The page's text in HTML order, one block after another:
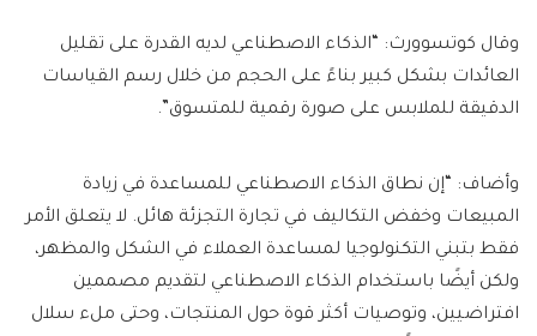
وقال كوتسوورث: “الذكاء الاصطناعي لديه القدرة على تقليل
العائدات بشكل كبير بناءً على الحجم من خلال رسم القياسات
الدقيقة للملابس على صورة رقمية للمتسوق”.
وأضاف: “إن نطاق الذكاء الاصطناعي للمساعدة في زيادة
المبيعات وخفض التكاليف في تجارة التجزئة هائل. لا يتعلق الأمر
فقط بتبني التكنولوجيا لمساعدة العملاء في الشكل والمظهر،
ولكن أيضًا باستخدام الذكاء الاصطناعي لتقديم مصممين
افتراضيين، وتوصيات أكثر قوة حول المنتجات، وحتى ملء سلال